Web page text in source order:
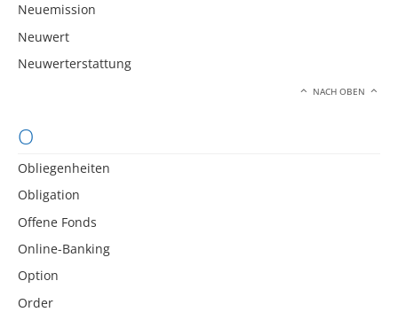
Neuemission
Neuwert
Neuwerterstattung
NACH OBEN
O
Obliegenheiten
Obligation
Offene Fonds
Online-Banking
Option
Order